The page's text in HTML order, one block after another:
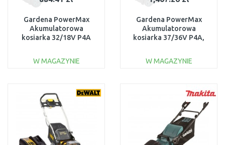
Gardena PowerMax
Akumulatorowa
kosiarka 32/18V P4A
W MAGAZYNIE
Do porównania
Gardena PowerMax
Akumulatorowa
kosiarka 37/36V P4A,
W MAGAZYNIE
Do porównania